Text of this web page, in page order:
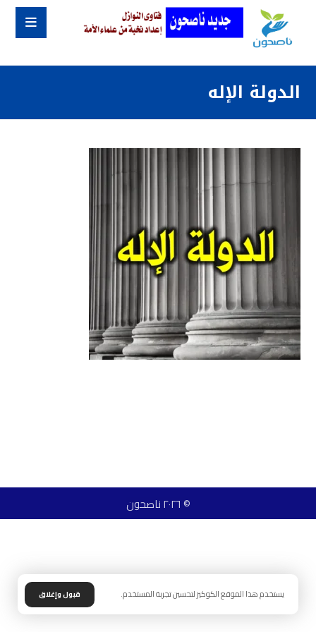
الدولة الإله
© ٢٠٢٦ ناصحون
يستخدم هذا الموقع الكوكيز لتحسين تجربة المستخدم. قبول وإغلاق